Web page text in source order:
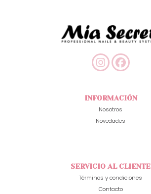
INFORMACIÓN
Nosotros
Novedades
SERVICIO AL CLIENTE
Términos y condiciones
Contacto